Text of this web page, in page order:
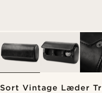
Sort Vintage Læder